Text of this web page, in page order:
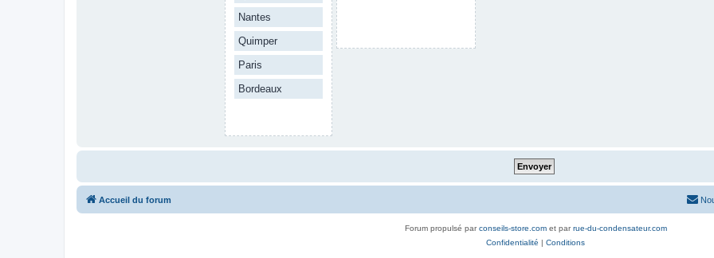
Nantes
Quimper
Paris
Bordeaux
Accueil du forum
Forum propulsé parconseils-store.comet parrue-du-condensateur.com
Confidentialité | Conditions